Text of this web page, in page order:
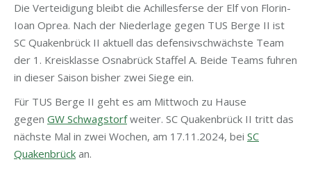
Die Verteidigung bleibt die Achillesferse der Elf von Florin-
Ioan Oprea. Nach der Niederlage gegen TUS Berge II ist
SC Quakenbrück II aktuell das defensivschwächste Team
der 1. Kreisklasse Osnabrück Staffel A. Beide Teams fuhren
in dieser Saison bisher zwei Siege ein.
Für TUS Berge II geht es am Mittwoch zu Hause
gegen GW Schwagstorfweiter. SC Quakenbrück II tritt das
nächste Mal in zwei Wochen, am 17.11.2024, bei SC
Quakenbrück an.